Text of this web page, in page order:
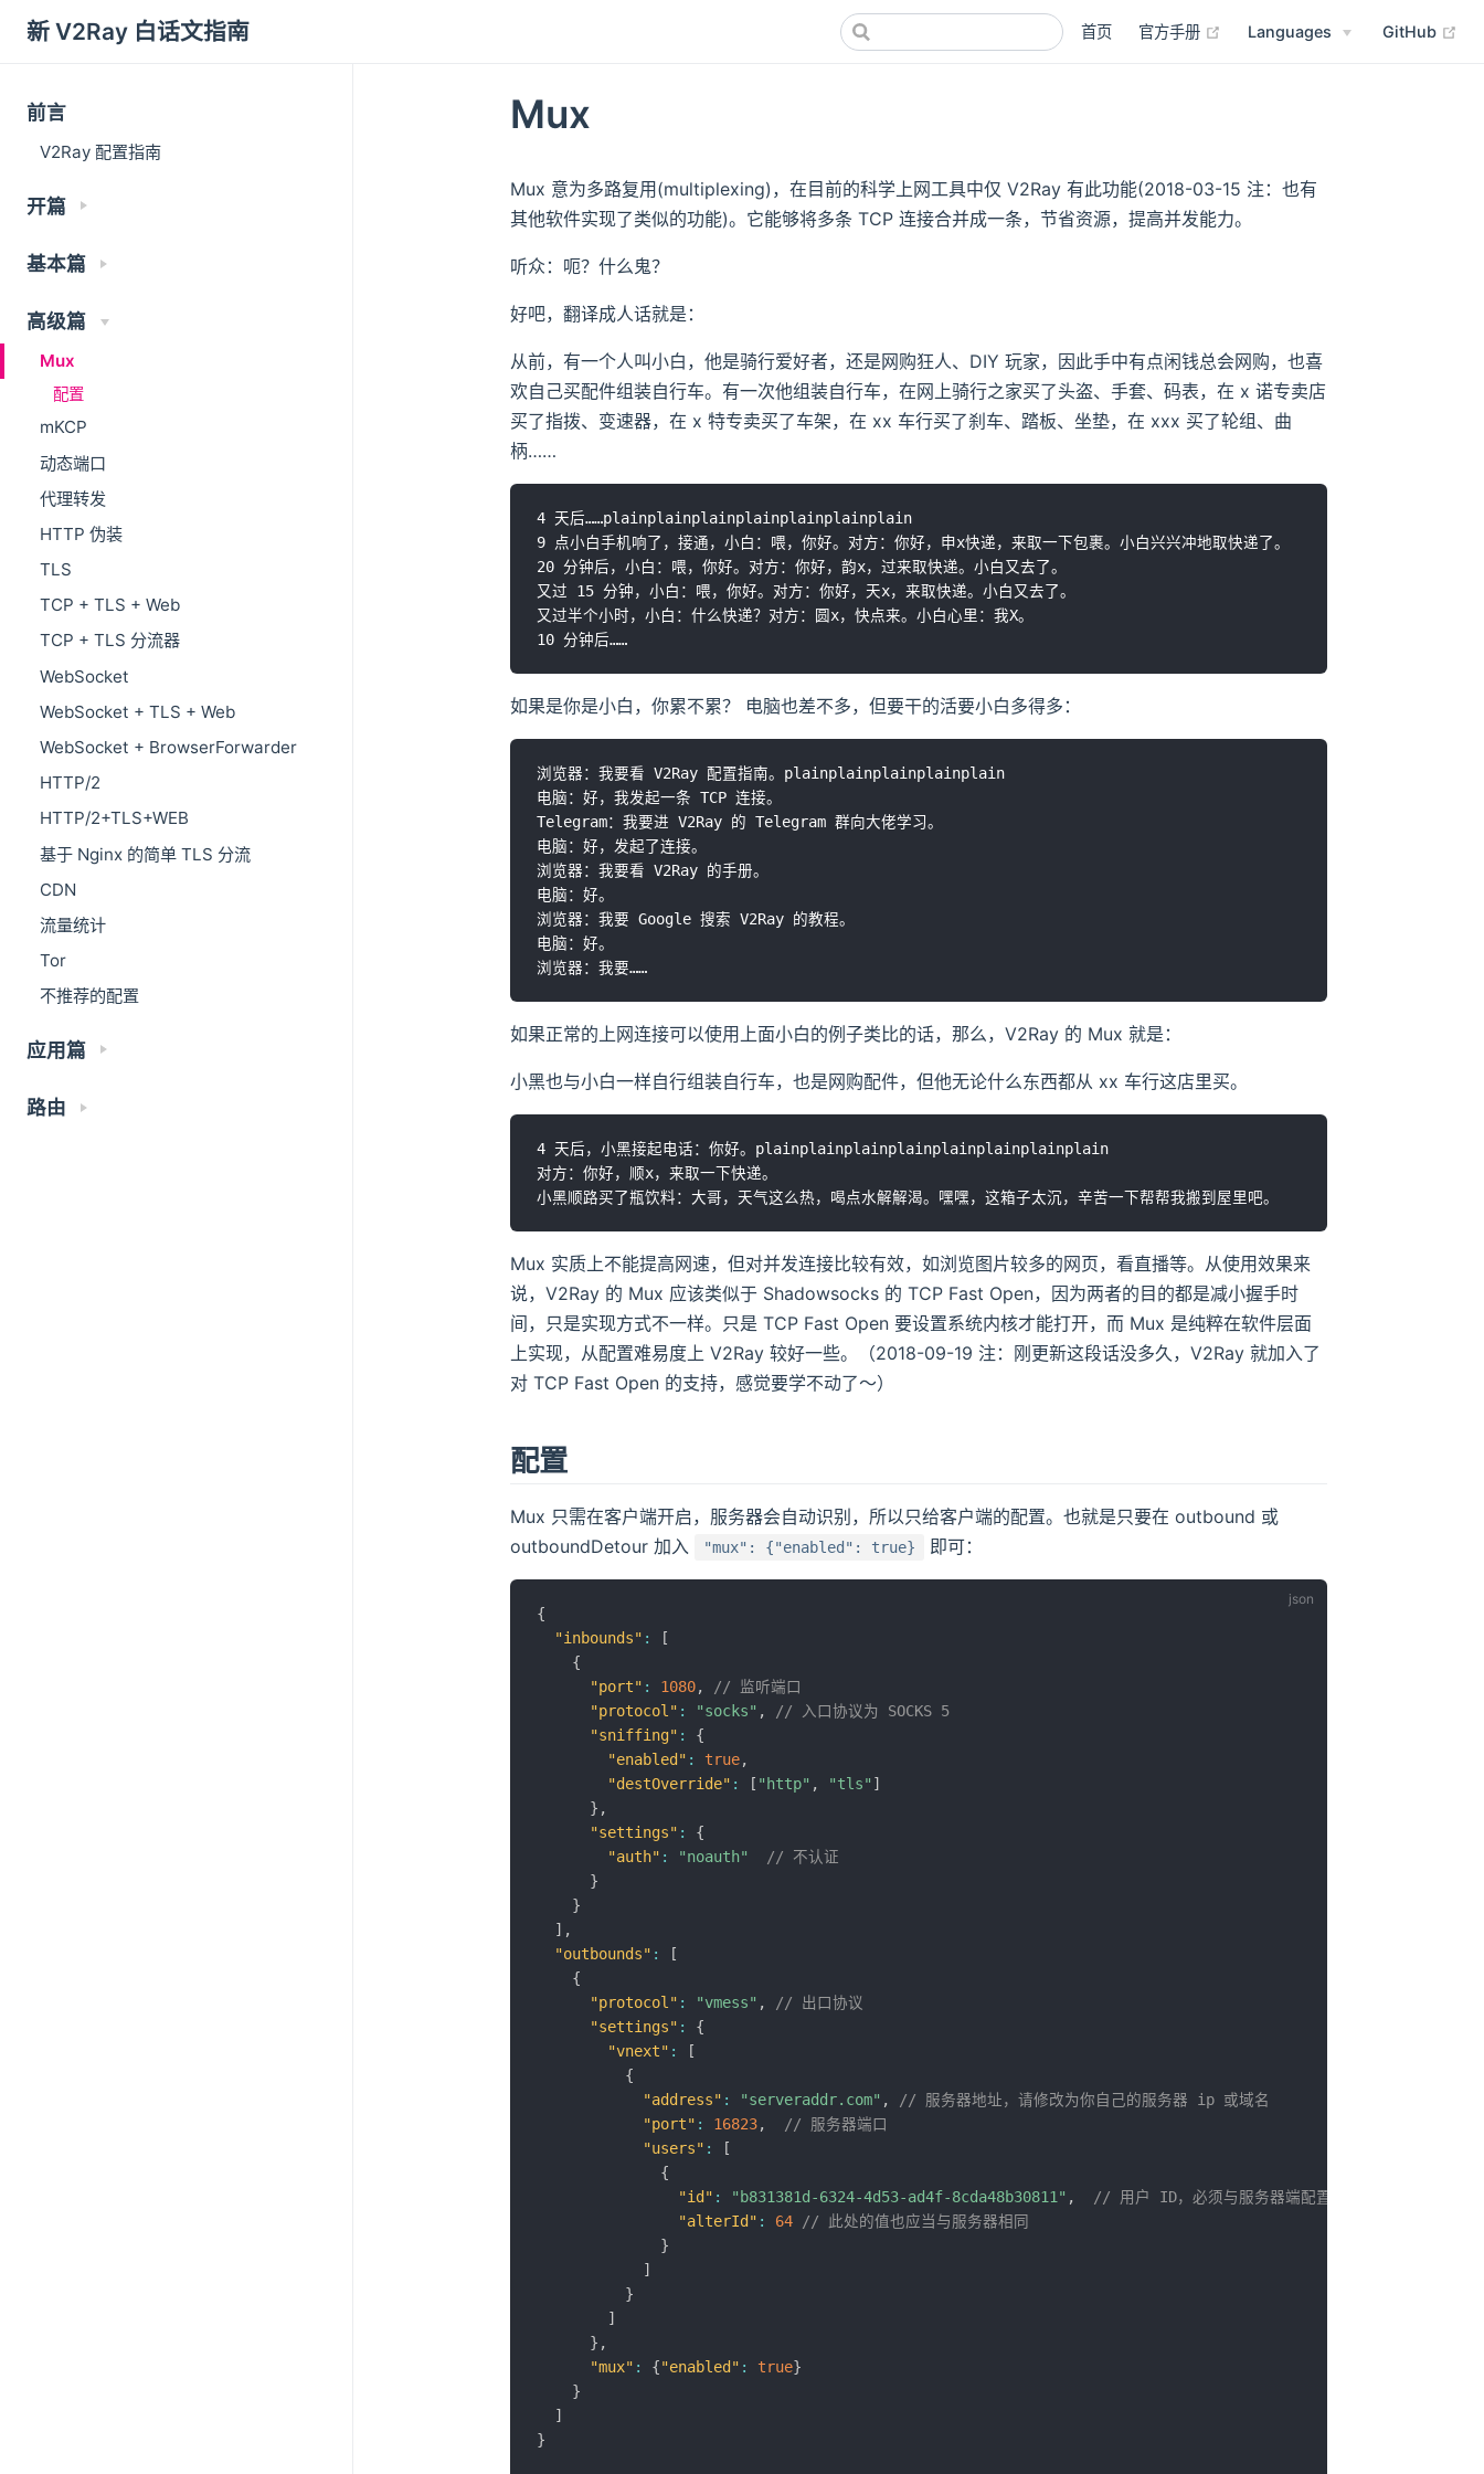
新 V2Ray 白话文指南 首页 官方手册 (opens new window)
Languages GitHub
前言
V2Ray 配置指南
开篇
基本篇
高级篇
Mux
配置
mKCP
动态端口
代理转发
HTTP 伪装
TLS
TCP + TLS + Web
TCP + TLS 分流器
WebSocket
WebSocket + TLS + Web
WebSocket + BrowserForwarder
HTTP/2
HTTP/2+TLS+WEB
基于 Nginx 的简单 TLS 分流
CDN
流量统计
Tor
不推荐的配置
应用篇
路由
Mux
Mux 意为多路复用(multiplexing)，在目前的科学上网工具中仅 V2Ray 有此功能(2018-03-15 注：也有
其他软件实现了类似的功能)。它能够将多条 TCP 连接合并成一条，节省资源，提高并发能力。
听众：呃？什么鬼？
好吧，翻译成人话就是：
从前，有一个人叫小白，他是骑行爱好者，还是网购狂人、DIY 玩家，因此手中有点闲钱总会网购，也喜
欢自己买配件组装自行车。有一次他组装自行车，在网上骑行之家买了头盗、手套、码表，在 x 诺专卖店
买了指拨、变速器，在 x 特专卖买了车架，在 xx 车行买了刹车、踏板、坐垫，在 xxx 买了轮组、曲
柄……
4 天后……plainplainplainplainplainplainplain
9 点小白手机响了，接通，小白：喂，你好。对方：你好，申x快递，来取一下包裹。小白兴兴冲地取快递了。
20 分钟后，小白：喂，你好。对方：你好，韵x，过来取快递。小白又去了。
又过 15 分钟，小白：喂，你好。对方：你好，天x，来取快递。小白又去了。
又过半个小时，小白：什么快递？对方：圆x，快点来。小白心里：我X。
如果是你是小白，你累不累？ 电脑也差不多，但要干的活要小白多得多：
浏览器：我要看 V2Ray 配置指南。plainplainplainplainplain
电脑：好，我发起一条 TCP 连接。
Telegram：我要进 V2Ray 的 Telegram 群向大佬学习。
电脑：好，发起了连接。
浏览器：我要看 V2Ray 的手册。
电脑：好。
浏览器：我要 Google 搜索 V2Ray 的教程。
电脑：好。
如果正常的上网连接可以使用上面小白的例子类比的话，那么，V2Ray 的 Mux 就是：
小黑也与小白一样自行组装自行车，也是网购配件，但他无论什么东西都从 xx 车行这店里买。
4 天后，小黑接起电话：你好。plainplainplainplainplainplainplainplain
对方：你好，顺x，来取一下快递。
Mux 实质上不能提高网速，但对并发连接比较有效，如浏览图片较多的网页，看直播等。从使用效果来
说，V2Ray 的 Mux 应该类似于 Shadowsocks 的 TCP Fast Open，因为两者的目的都是减小握手时
间，只是实现方式不一样。只是 TCP Fast Open 要设置系统内核才能打开，而 Mux 是纯粹在软件层面
上实现，从配置难易度上 V2Ray 较好一些。（2018-09-19 注：刚更新这段话没多久，V2Ray 就加入了
对 TCP Fast Open 的支持，感觉要学不动了～）
配置
Mux 只需在客户端开启，服务器会自动识别，所以只给客户端的配置。也就是只要在 outbound 或
outboundDetour 加入
"mux": {"enabled": true} 即可：
{
"inbounds" :
[
{
"port" : 1080,
// 监听端口
"protocol" : "socks" ,
// 入口协议为 SOCKS 5
"sniffing" :
{
"enabled" : true,
"destOverride" : [ "http" , "tls" ]
} ,
"settings" :
{
"auth" : "noauth"
// 不认证
}
}
] ,
"outbounds" :
[
{
"protocol" : "vmess" ,
// 出口协议
"settings" :
{
"vnext" :
[
{
"address" : "serveraddr.com" ,
// 服务器地址，请修改为你自己的服务器 ip 或域名
"port" : 16823,
// 服务器端口
"users" :
[
{
"id" : "b831381d-6324-4d53-ad4f-8cda48b30811" ,
// 用户 ID，必须与服务器端配置相同
"alterId" : 64
// 此处的值也应当与服务器相同
}
]
}
]
} ,
"mux" : {"enabled" : true}
}
]
}